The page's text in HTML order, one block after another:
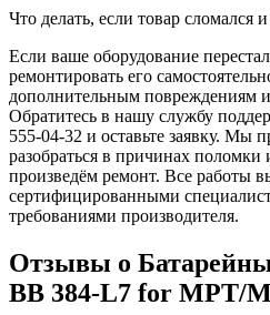
Что делать, если товар сломался
Если ваше оборудование
ремонтировать его
дополнительным повреждениям и
Обратитесь в нашу службу
555-04-32 и оставьте заявку. Мы
разобраться в причинах поломки
произведём ремонт. Все работы
сертифицированными
требованиями производителя.
Отзывы о
BB 384-L7 for MPT/